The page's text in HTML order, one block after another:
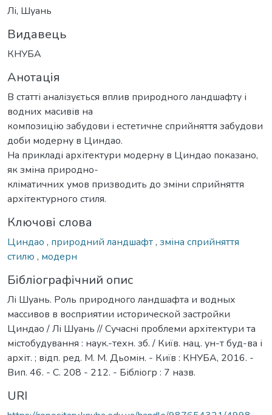
Лі, Шуань
Видавець
КНУБА
Анотація
В статті аналізується вплив природного ландшафту і
водних масивів на
композицію забудови і естетичне сприйняття забудови
доби модерну в Циндао.
На прикладі архітектури модерну в Циндао показано,
як зміна природно-
кліматичних умов призводить до зміни сприйняття
архітектурного стиля.
Ключові слова
Циндао , природний ландшафт, зміна сприйняття
стилю , модерн
Бібліографічний опис
Лі Шуань. Роль природного ландшафта и водных
массивов в восприятии исторической застройки
Циндао / Лі Шуань // Сучасні проблеми архітектури та
містобудування : наук.-техн. зб. / Київ. нац. ун-т буд-ва і
архіт. ; відп. ред. М. М. Дьомін. - Київ : КНУБА, 2016. -
Вип. 46. - С. 208 - 212. - Бібліогр : 7 назв.
URI